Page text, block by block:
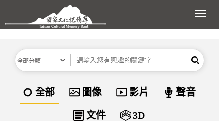
跳到主要內容區塊
展
分類 關鍵字 搜尋
資料類型
全部 圖像 影片 聲音
文件 3D